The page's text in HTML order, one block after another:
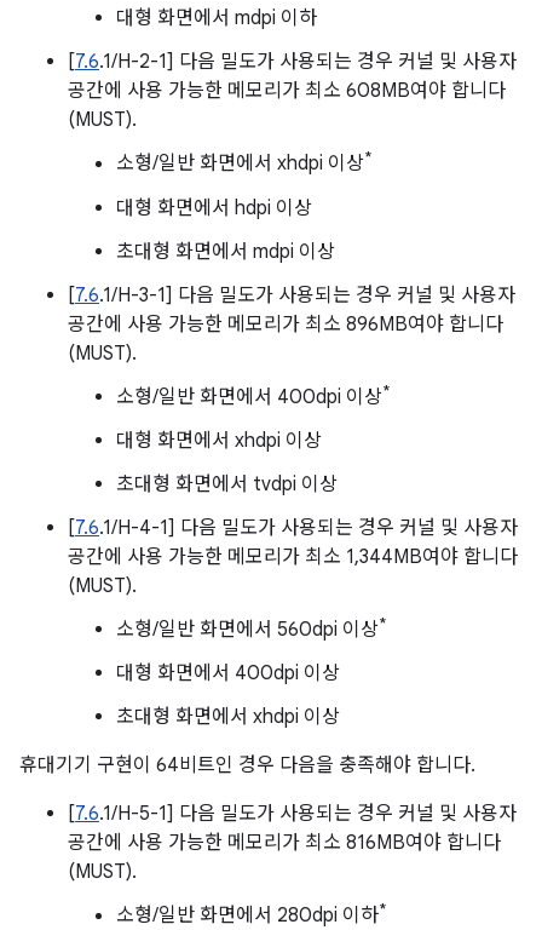
대형 화면에서 mdpi 이하
[7.6.1/H-2-1] 다음 밀도가 사용되는 경우 커널 및 사용자
공간에 사용 가능한 메모리가 최소 608MB여야 합니다
(MUST).
소형/일반 화면에서 xhdpi 이상*
대형 화면에서 hdpi 이상
초대형 화면에서 mdpi 이상
[7.6.1/H-3-1] 다음 밀도가 사용되는 경우 커널 및 사용자
공간에 사용 가능한 메모리가 최소 896MB여야 합니다
(MUST).
소형/일반 화면에서 400dpi 이상*
대형 화면에서 xhdpi 이상
초대형 화면에서 tvdpi 이상
[7.6.1/H-4-1] 다음 밀도가 사용되는 경우 커널 및 사용자
공간에 사용 가능한 메모리가 최소 1,344MB여야 합니다
(MUST).
소형/일반 화면에서 560dpi 이상*
대형 화면에서 400dpi 이상
초대형 화면에서 xhdpi 이상
휴대기기 구현이 64비트인 경우 다음을 충족해야 합니다.
[7.6.1/H-5-1] 다음 밀도가 사용되는 경우 커널 및 사용자
공간에 사용 가능한 메모리가 최소 816MB여야 합니다
(MUST).
소형/일반 화면에서 280dpi 이하*